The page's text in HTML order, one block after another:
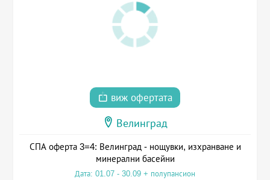
виж офертата
Велинград
СПА оферта 3=4: Велинград - нощувки, изхранване и
минерални басейни
Дата: 01.07 - 30.09 + полупансион